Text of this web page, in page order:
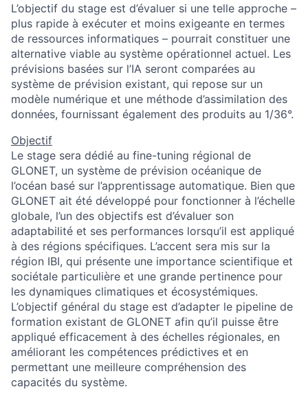
L’objectif du stage est d’évaluer si une telle approche –
plus rapide à exécuter et moins exigeante en termes
de ressources informatiques – pourrait constituer une
alternative viable au système opérationnel actuel. Les
prévisions basées sur l’IA seront comparées au
système de prévision existant, qui repose sur un
modèle numérique et une méthode d’assimilation des
données, fournissant également des produits au 1/36°.
Objectif
Le stage sera dédié au fine-tuning régional de
GLONET, un système de prévision océanique de
l’océan basé sur l’apprentissage automatique. Bien que
GLONET ait été développé pour fonctionner à l’échelle
globale, l’un des objectifs est d’évaluer son
adaptabilité et ses performances lorsqu’il est appliqué
à des régions spécifiques. L’accent sera mis sur la
région IBI, qui présente une importance scientifique et
sociétale particulière et une grande pertinence pour
les dynamiques climatiques et écosystémiques.
L’objectif général du stage est d’adapter le pipeline de
formation existant de GLONET afin qu’il puisse être
appliqué efficacement à des échelles régionales, en
améliorant les compétences prédictives et en
permettant une meilleure compréhension des
capacités du système.